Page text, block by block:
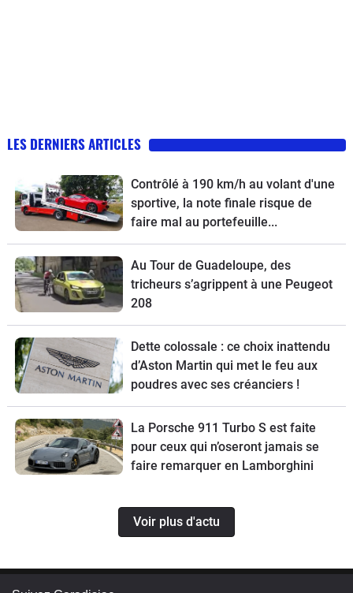
LES DERNIERS ARTICLES
Contrôlé à 190 km/h au volant d'une
sportive, la note finale risque de
faire mal au portefeuille...
Au Tour de Guadeloupe, des
tricheurs s’agrippent à une Peugeot
208
Dette colossale : ce choix inattendu
d’Aston Martin qui met le feu aux
poudres avec ses créanciers !
La Porsche 911 Turbo S est faite
pour ceux qui n’oseront jamais se
faire remarquer en Lamborghini
Voir plus d'actu